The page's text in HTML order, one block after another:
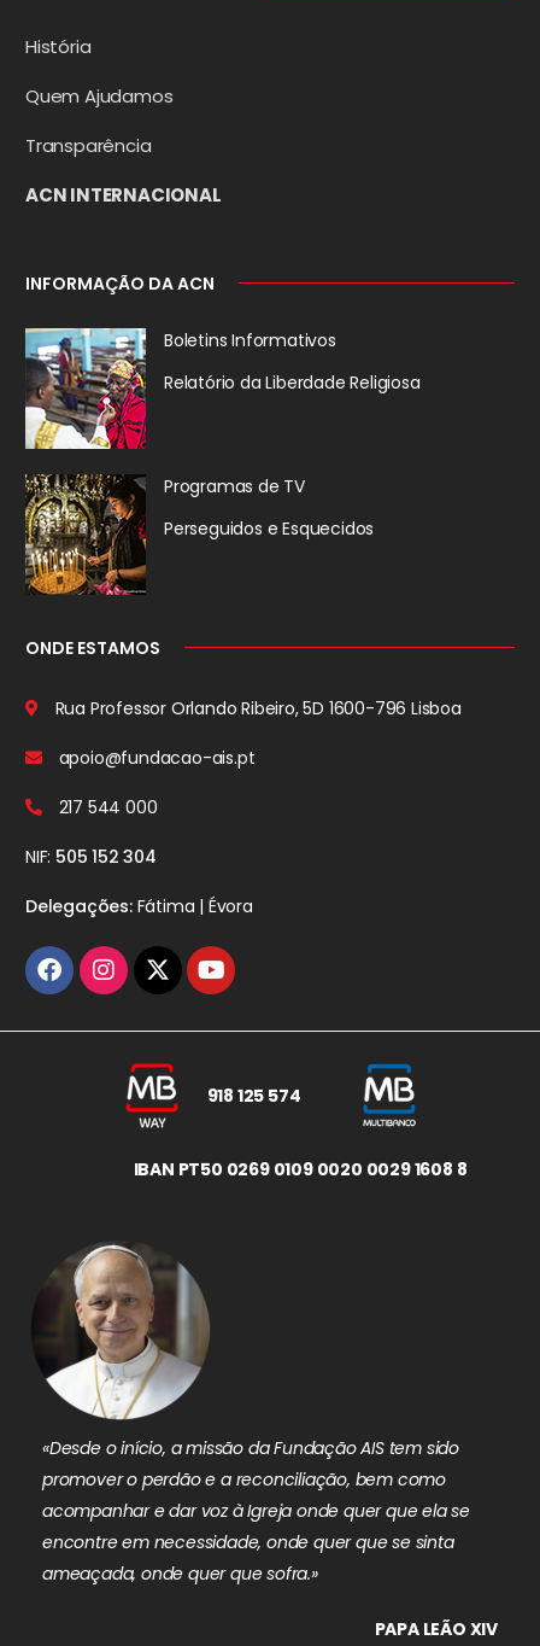
História
Quem Ajudamos
Transparência
ACN INTERNACIONAL
INFORMAÇÃO DA ACN
Boletins Informativos
Relatório da Liberdade Religiosa
Programas de TV
Perseguidos e Esquecidos
ONDE ESTAMOS
Rua Professor Orlando Ribeiro, 5D 1600-796 Lisboa
apoio@fundacao-ais.pt
217 544 000
NIF: 505 152 304
Delegações:Fátima | Évora
918 125 574
IBAN PT50 0269 0109 0020 0029 1608 8
«Desde o início, a missão da Fundação AIS tem sido
promover o perdão e a reconciliação, bem como
acompanhar e dar voz à Igreja onde quer que ela se
encontre em necessidade, onde quer que se sinta
ameaçada, onde quer que sofra.»
PAPA LEÃO XIV